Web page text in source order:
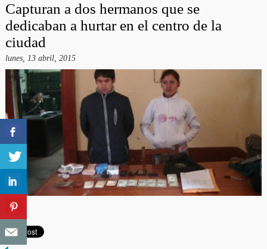
Capturan a dos hermanos que se
dedicaban a hurtar en el centro de la
ciudad
lunes, 13 abril, 2015